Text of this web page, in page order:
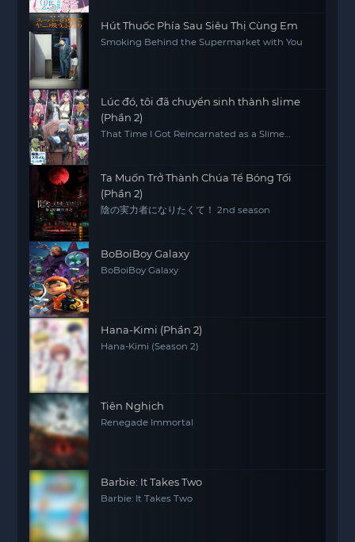
Hút Thuốc Phía Sau Siêu Thị Cùng Em
Smoking Behind the Supermarket with You
Lúc đó, tôi đã chuyển sinh thành slime
(Phần 2)
That Time I Got Reincarnated as a Slime
Ta Muốn Trở Thành Chúa Tể Bóng Tối
(Phần 2)
陰の実力者になりたくて！ 2nd season
BoBoiBoy Galaxy
BoBoiBoy Galaxy
Hana-Kimi (Phần 2)
Hana-Kimi (Season 2)
Tiên Nghịch
Renegade Immortal
Barbie: It Takes Two
Barbie: It Takes Two